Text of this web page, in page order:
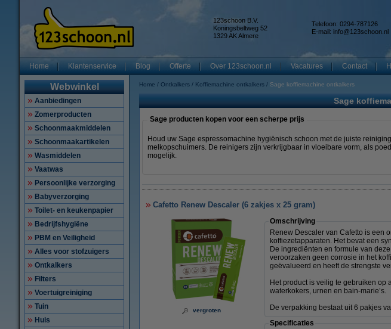
123schoon B.V.
Koningsbeltweg 52
1329 AK Almere
Telefoon: 0294-787126
E-mail: info@123schoon.nl
Home Klantenservice Blog Offerte Over 123schoon.nl Vacatures Contact
Webwinkel
Aanbiedingen
Zomerproducten
Schoonmaakmiddelen
Schoonmaakartikelen
Wasmiddelen
Vaatwas
Persoonlijke verzorging
Babyverzorging
Toilet- en keukenpapier
Bedrijfshygiëne
PBM en Veiligheid
Alles voor stofzuigers
Ontkalkers
Filters
Voertuigreiniging
Tuin
Huis
Home Ontkalkers Koffiemachine ontkalkers Sage koffiemachine ontkalkers
Sage
Sage producten kopen voor een scherpe prijs
Houd uw Sage espressomachine hygiënisch schoon met de juiste
melkopschuimers. De reinigers zijn verkrijgbaar in vloeibare vorm, als
mogelijk.
Cafetto Renew Descaler (6 zakjes x 25 gram)
vergroten
Omschrijving
Renew Descaler van Cafetto is een
koffiezetapparaten. Het bevat een
De ingrediënten en formule van
veroorzaken geen corrosie in het
geëvalueerd en heeft de strengste
Het product is veilig te gebruiken op
waterkokers, urnen en bain-marie’s.
De verpakking bestaat uit 6 pakjes
Specificaties